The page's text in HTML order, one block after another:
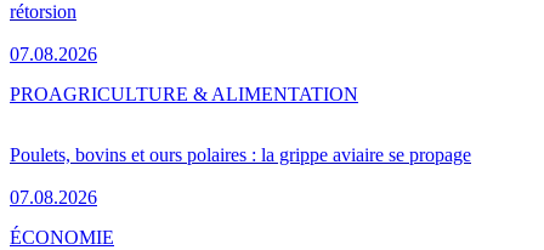
rétorsion
07.08.2026
Poulets, bovins et ours polaires : la grippe aviaire se propage
07.08.2026
PROAGRICULTURE & ALIMENTATION
ÉCONOMIE